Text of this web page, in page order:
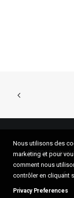
© 2026 Festival
Nous utilisons des
marketing et pour
comment nous
contrôler en cliquant
Privacy Preferences